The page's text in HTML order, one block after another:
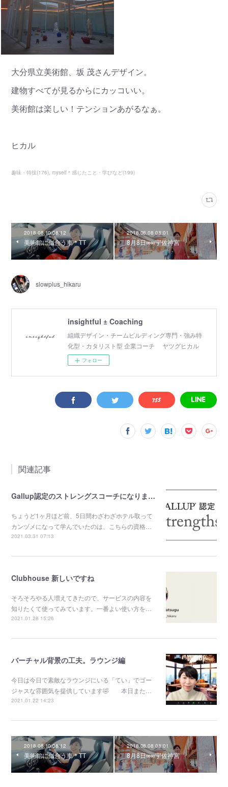
大分県立美術館、坂 茂さんデザイン。
建物すべてが見るからにカッコいい。
美術館は楽しい！テンションあがるなぁ。
ヒカル
趣味・特技(176) myself＊感じたこと・学びなど(199)
2018.08.10 08:12
美術館に似合う車＊TT
2018.08.08 08:01
8月8日∞∞宇佐神宮
slowplus_hikaru
insightful ± Coaching
組織デザイン・チームビルディング専門・強み特
化型・カタリスト型 企業コーチ ヤツグヒカル
フォロー
関連記事
Gallup認定のストレングスコーチになりました。
ちょうど1ヶ月ほど前、5日間わざわざホテル取って
カンヅメになって学んでいたのは、こちらの資格…
2021.03.31 07:13
Clubhouse 新しいですね
そろそろやる人増えてきたので、サービスの内容を
知りたくて使ってみています。一番よい使い方を…
2021.01.28 15:26
バーチャル背景の工夫。ラウンジ編
今日は今日で素敵なラウンジにいる「てい」でゴー
ジャスな雰囲気を提供しています🤣 本日また…
2021.01.22 14:23
2018.08.10 08:12
美術館に似合う車＊TT
2018.08.08 08:01
8月8日∞∞宇佐神宮